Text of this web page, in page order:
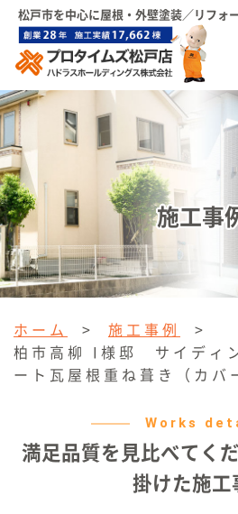
松戸市を中心に屋根・外壁塗装／リフォ
施工事
ホーム > 施工事例
>
柏市高柳 I様邸 サイディ
ート瓦屋根重ね葺き（カバ
Works
満足品質を見比べてく
掛けた施工